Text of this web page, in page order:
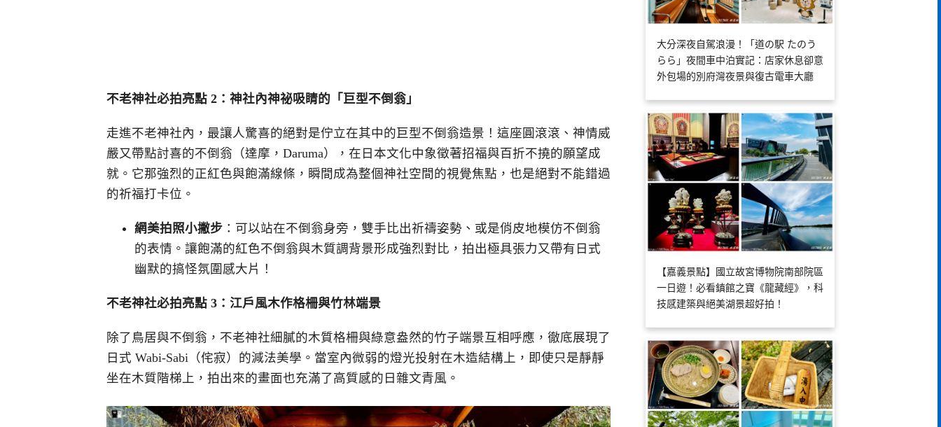
不老神社必拍亮點 2 ：神社內神祕吸睛的「巨型不倒翁」
走進不老神社內，最讓人驚喜的絕對是佇立在其中的巨型不倒翁造景！這座圓滾滾、神情威
嚴又帶點討喜的不倒翁（達摩，Daruma），在日本文化中象徵著招福與百折不撓的願望成
就。它那強烈的正紅色與飽滿線條，瞬間成為整個神社空間的視覺焦點，也是絕對不能錯過
的祈福打卡位。
網美拍照小撇步 ：可以站在不倒翁身旁，雙手比出祈禱姿勢、或是俏皮地模仿不倒翁
的表情。讓飽滿的紅色不倒翁與木質調背景形成強烈對比，拍出極具張力又帶有日式
幽默的搞怪氛圍感大片！
不老神社必拍亮點 3 ：江戶風木作格柵與竹林端景
除了鳥居與不倒翁，不老神社細膩的木質格柵與綠意盎然的竹子端景互相呼應，徹底展現了
日式 Wabi-Sabi（侘寂）的減法美學。當室內微弱的燈光投射在木造結構上，即使只是靜靜
坐在木質階梯上，拍出來的畫面也充滿了高質感的日雜文青風。
大分深夜自駕浪漫！「道の駅 たのう
らら」夜間車中泊實記：店家休息卻意
外包場的別府灣夜景與復古電車大廳
【嘉義景點】國立故宮博物院南部院區
一日遊！必看鎮館之寶《龍藏經》，科
技感建築與絕美湖景超好拍！